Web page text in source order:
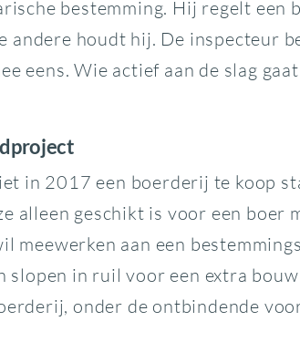
bestemming. Hij regelt
andere houdt hij. De inspecteur
eens. Wie actief aan de slag
in 2017 een boerderij te koop
alleen geschikt is voor een boer
meewerken aan een
slopen in ruil voor een extra
onder de ontbindende